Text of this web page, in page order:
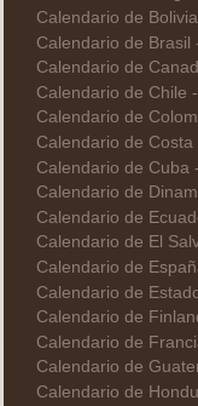
Calendario de
Calendario de Brasil
Calendario de
Calendario de Chile
Calendario de
Calendario de Costa
Calendario de Cuba
Calendario de
Calendario de
Calendario de El
Calendario de
Calendario de
Calendario de
Calendario de
Calendario de
Calendario de